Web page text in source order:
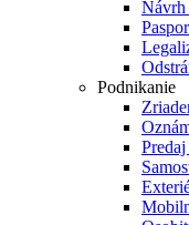
Návrh
Podnikanie